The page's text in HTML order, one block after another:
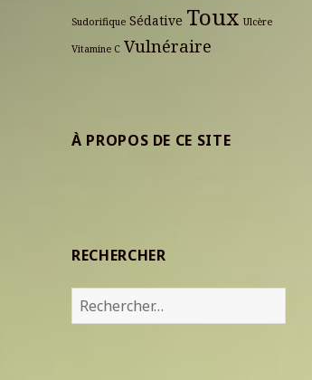
Sudorifique Sédative Toux Ulcère
Vitamine C Vulnéraire
À PROPOS DE CE SITE
RECHERCHER
Rechercher :